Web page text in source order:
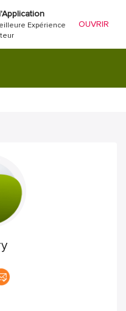
Expérience
OUVRIR